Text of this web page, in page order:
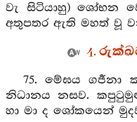
වැ සිටියාහු) ශෝභන
අතුපතර ඇති මහත් වූ
4.
75. මේඝය ගර්‍ජනා
නිධානය නසව.
හා මා ද ශෝකයෙන්